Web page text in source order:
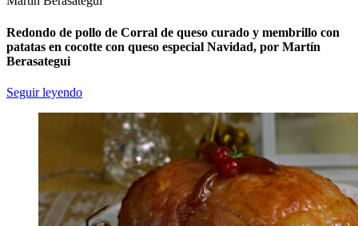
Redondo de pollo de Corral de queso curado y membrillo con
patatas en cocotte con queso especial Navidad, por Martín
Berasategui
Seguir leyendo